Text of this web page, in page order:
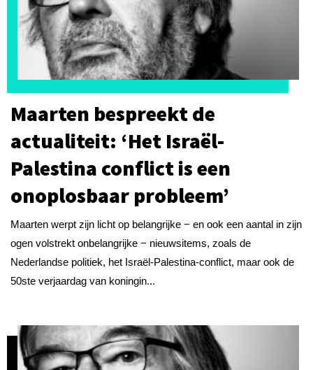
Maarten bespreekt de
actualiteit: ‘Het Israël-
Palestina conflict is een
onoplosbaar probleem’
Maarten werpt zijn licht op belangrijke − en ook een aantal in zijn
ogen volstrekt onbelangrijke − nieuwsitems, zoals de
Nederlandse politiek, het Israël-Palestina-conflict, maar ook de
50ste verjaardag van koningin...